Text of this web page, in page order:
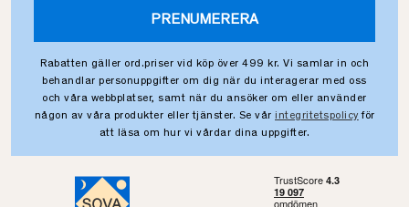
PRENUMERERA
Rabatten gäller ord.priser vid köp över 499 kr. Vi samlar in och
behandlar personuppgifter om dig när du interagerar med oss
och våra webbplatser, samt när du ansöker om eller använder
någon av våra produkter eller tjänster. Se vår integritetspolicy för
att läsa om hur vi vårdar dina uppgifter.